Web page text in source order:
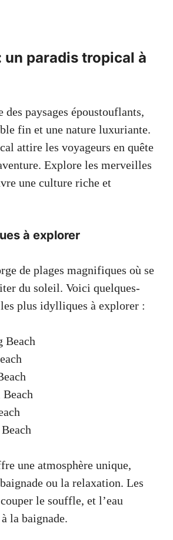
un paradis tropical à
paysages époustouflants,
fin et une nature luxuriante.
attire les voyageurs en quête
Explore les merveilles
une culture riche et
à explorer
de plages magnifiques où se
du soleil. Voici quelques-
les plus idylliques à explorer :
Beach
une atmosphère unique,
ou la relaxation. Les
le souffle, et l’eau
la baignade.